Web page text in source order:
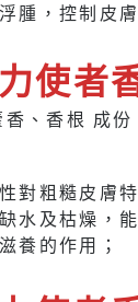
腫，控制皮
使者
、香根 成
對粗糙皮膚
水及枯燥，
養的作用；